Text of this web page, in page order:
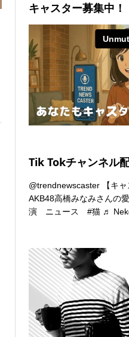
キャスター募集中！
Tik Tokチャンネル
@trendnewscaster 【キ
AKB48高橋みなみさんの
演 ニュース#猫 ♬